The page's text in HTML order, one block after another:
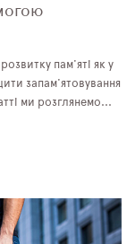
пам'яті як у
запам'ятовування
ми розглянемо...